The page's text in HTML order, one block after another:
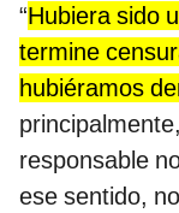
“Hubiera sido
termine
hubiéramos
responsable
ese sentido,